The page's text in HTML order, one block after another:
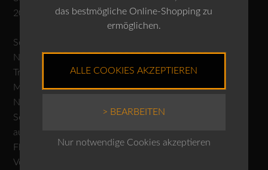
20% Leinen
Schonwäsche 30°C
Nicht bleichen
Trocknen im Tumbler nicht möglich
Mässig heiss bügeln
Nicht reinigen
Separat oder mit ähnlichen Farben waschen, Farbe kann
ausbluten
Flecken nicht lokal entfernen
Von links waschen und bügeln
das bestmögliche Online-Shopping zu
ermöglichen.
ALLE COOKIES AKZEPTIEREN
> BEARBEITEN
Nur notwendige Cookies akzeptieren